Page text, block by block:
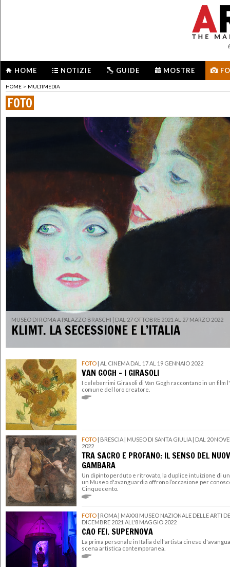
HOME NOTIZIE GUIDE MOSTRE
HOME > MULTIMEDIA
FOTO
MUSEO DI ROMA A PALAZZO BRASCHI | DAL 27 OTTOBRE 2021 AL 27 MARZO 2022
KLIMT. LA SECESSIONE E L’ITALIA
FOTO | AL CINEMA DAL 17 AL 19 GENNAIO 2022
VAN GOGH - I GIRASOLI
I celeberrimi Girasoli di Van Gogh raccontano in un film
comune del loro creatore.
FOTO | BRESCIA | MUSEO DI SANTA GIULIA | DAL 20
2022
TRA SACRO E PROFANO: IL SENSO DEL
GAMBARA
Un dipinto perduto e ritrovato, la duplice intuizione di
un Museo d'avanguardia offrono l’occasione per
Cinquecento.
FOTO | ROMA | MAXXI MUSEO NAZIONALE DELLE ARTI
DICEMBRE 2021 ALL'8 MAGGIO 2022
CAO FEI. SUPERNOVA
La prima personale in Italia dell'artista cinese
scena artistica contemporanea.